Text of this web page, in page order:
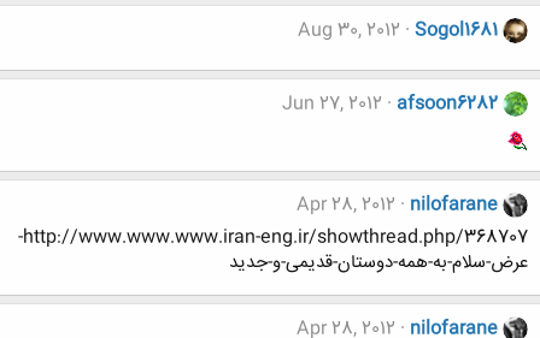
Sogol1681
Aug 30, 2012
afsoon6282
Jun 27, 2012
nilofarane
Apr 28, 2012
http://www.www.www.iran-eng.ir/showthread.php/368707-
عرض-سلام-به-همه-دوستان-قدیمی-و-جدید
nilofarane
Apr 28, 2012